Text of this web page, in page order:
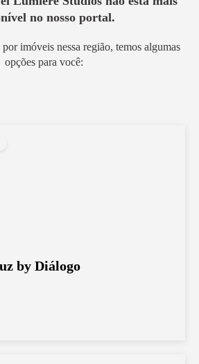
no nosso portal.
por imóveis nessa região, temos algumas
opções para você:
by Diálogo